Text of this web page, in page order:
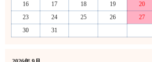
16
17 18 19 20
23
24 25 26 27
30
31